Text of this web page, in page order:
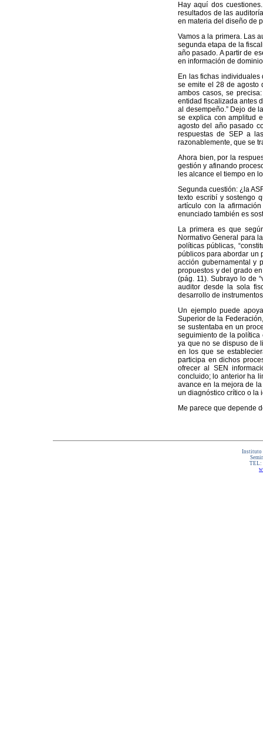
Hay aquí dos
resultados de las
en materia del diseño de
Vamos a la primera. Las
segunda etapa de la
año pasado. A partir de
en información de
En las fichas individuales
se emite el 28 de agosto
ambos casos, se
entidad fiscalizada antes
al desempeño.” Dejo de
se explica con amplitud
agosto del año pasado
respuestas de SEP a
razonablemente, que se
Ahora bien, por la
gestión y afinando
les alcance el tiempo en
Segunda cuestión: ¿la
texto escribí y sostengo
artículo con la
enunciado también es
La primera es que
Normativo General para
políticas públicas,
públicos para abordar un
acción gubernamental y
propuestos y del grado
(pág. 11). Subrayo lo de
auditor desde la sola
desarrollo de
Un ejemplo puede
Superior de la
se sustentaba en un
seguimiento de la política
ya que no se dispuso de
en los que se
participa en dichos
ofrecer al SEN
concluido; lo anterior ha
avance en la mejora de
un diagnóstico crítico o la
Me parece que depende
Instituto
TEL: